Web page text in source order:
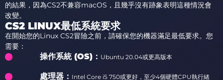
的結果，因為CS2不兼容macOS，且幾乎沒有跡象表明這種情況會
改變。
CS2 LINUX最低系統要求
在開始您的Linux CS2冒險之前，請確保您的機器滿足最低要求。您
需要：
操作系統 (OS)： Ubuntu 20.04或更高版本
處理器： Intel Core i5 750或更好，至少4個硬體CPU執行緒